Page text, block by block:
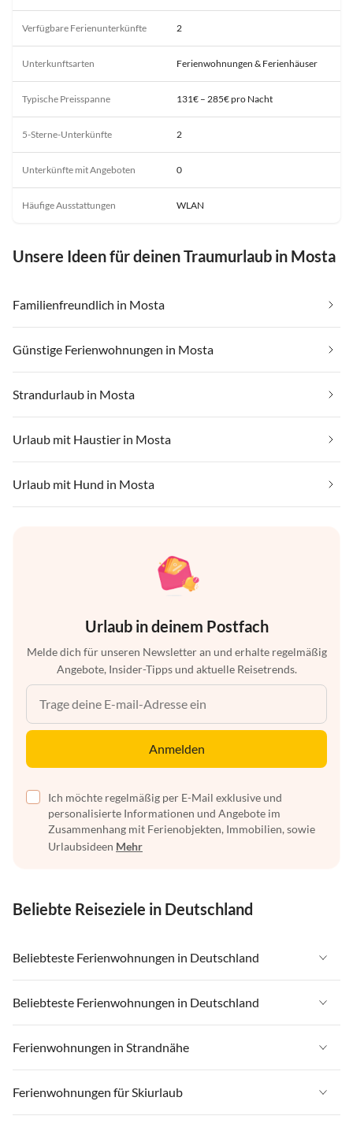
Verfügbare Ferienunterkünfte 2
Unterkunftsarten Ferienwohnungen & Ferienhäuser
Typische Preisspanne 131€ – 285€ pro Nacht
5-Sterne-Unterkünfte 2
Unterkünfte mit Angeboten 0
Häufige Ausstattungen WLAN
Unsere Ideen für deinen Traumurlaub in Mosta
Familienfreundlich in Mosta
Günstige Ferienwohnungen in Mosta
Strandurlaub in Mosta
Urlaub mit Haustier in Mosta
Urlaub mit Hund in Mosta
Urlaub in deinem Postfach
Melde dich für unseren Newsletter an und erhalte regelmäßig
Angebote, Insider-Tipps und aktuelle Reisetrends.
Anmelden
Ich möchte regelmäßig per E-Mail exklusive und
personalisierte Informationen und Angebote im
Zusammenhang mit Ferienobjekten, Immobilien, sowie
Urlaubsideen Mehr
Beliebte Reiseziele in Deutschland
Beliebteste Ferienwohnungen in Deutschland
Ferienwohnungen in Deutschland
Ferienwohnungen in Ostsee
Ferienwohnungen in Nordsee
Ferienwohnungen in Mecklenburg-Vorpommern
Beliebteste Ferienwohnungen in Deutschland
Ferienwohnungen in Deutschland
Ferienwohnungen in Ostsee
Ferienwohnungen in Nordsee
Ferienwohnungen in Strandnähe
Ferienwohnungen in Strandnähe in Deutschland
Ferienwohnungen in Strandnähe in Ostsee
Ferienwohnungen für Skiurlaub